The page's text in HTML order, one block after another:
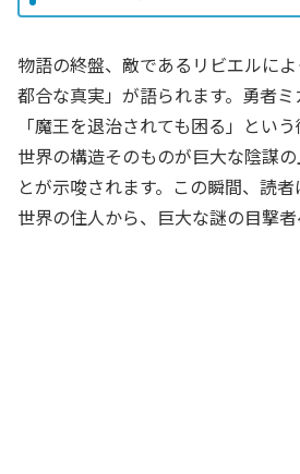
物語の終盤、敵であるリビエルに
都合な真実」が語られます。勇者ミ
「魔王を退治されても困る」とい
世界の構造そのものが巨大な陰謀
とが示唆されます。この瞬間、読
世界の住人から、巨大な謎の目撃者